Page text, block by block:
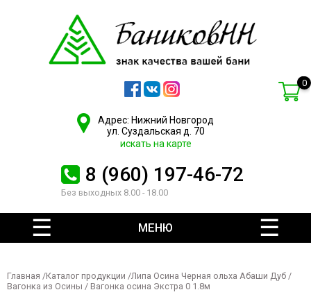
Адрес: Нижний Новгород
ул. Суздальская д. 70
искать на карте
8 (960) 197-46-72
Без выходных 8.00 - 18.00
0
МЕНЮ
Главная /Каталог продукции /Липа Осина Черная ольха Абаши Дуб /
Вагонка из Осины / Вагонка осина Экстра 0 1.8м